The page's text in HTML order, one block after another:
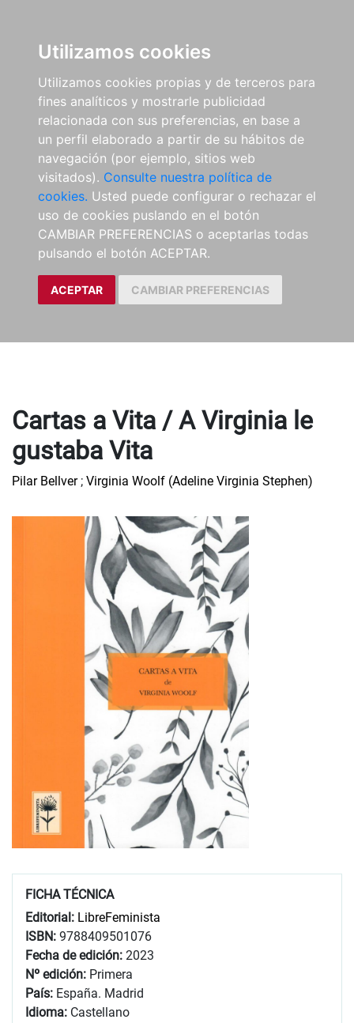
Utilizamos cookies
Utilizamos cookies propias y de terceros para
fines analíticos y mostrarle publicidad
relacionada con sus preferencias, en base a
un perfil elaborado a partir de su hábitos de
navegación (por ejemplo, sitios web
visitados). Consulte nuestra política de
cookies. Usted puede configurar o rechazar el
uso de cookies puslando en el botón
CAMBIAR PREFERENCIAS o aceptarlas todas
pulsando el botón ACEPTAR.
ACEPTAR CAMBIAR PREFERENCIAS
Cartas a Vita / A Virginia le
gustaba Vita
Pilar Bellver; Virginia Woolf (Adeline Virginia Stephen)
FICHA TÉCNICA
Editorial: LibreFeminista
ISBN: 9788409501076
Fecha de edición: 2023
Nº edición: Primera
País: España. Madrid
Idioma: Castellano